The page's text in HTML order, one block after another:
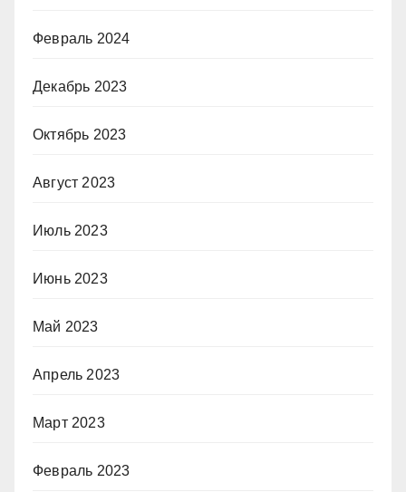
Февраль 2024
Декабрь 2023
Октябрь 2023
Август 2023
Июль 2023
Июнь 2023
Май 2023
Апрель 2023
Март 2023
Февраль 2023